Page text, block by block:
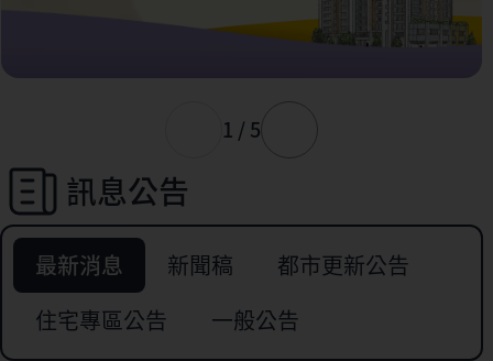
1 / 5
訊息公告
最新消息 新聞稿
都市更新公告
住宅專區公告
一般公告